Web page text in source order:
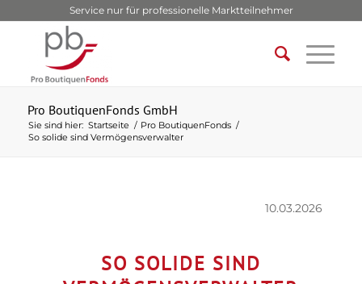
Service nur für professionelle Marktteilnehmer
Pro BoutiquenFonds GmbH
Sie sind hier: Startseite / Pro BoutiquenFonds /
So solide sind Vermögensverwalter
10.03.2026
SO SOLIDE SIND